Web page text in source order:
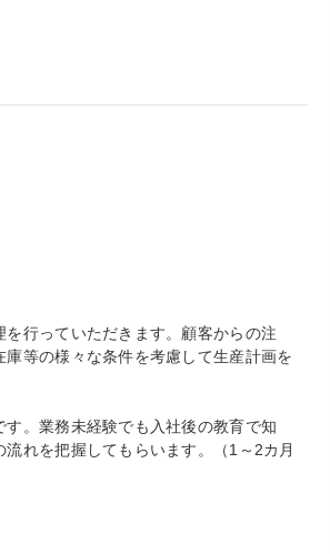
行っていただきます。顧客からの注
等の様々な条件を考慮して生産計画を
。業務未経験でも入社後の教育で知
れを把握してもらいます。（1～2カ月